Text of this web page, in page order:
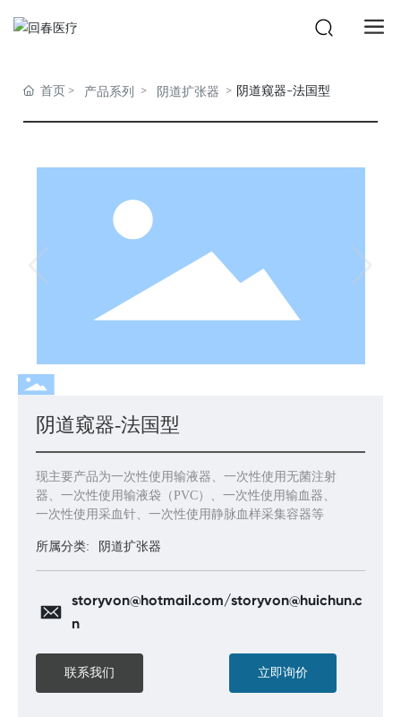
首页 产品系列 阴道扩张器 阴道窥器-法国型
阴道窥器-法国型
现主要产品为一次性使用输液器、一次性使用无菌注射
器、一次性使用输液袋（PVC）、一次性使用输血器、
一次性使用采血针、一次性使用静脉血样采集容器等
所属分类: 阴道扩张器
storyvon@hotmail.com/storyvon@huichun.c
n
联系我们 立即询价